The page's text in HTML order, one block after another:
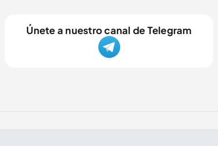
Únete a nuestro canal de Telegram